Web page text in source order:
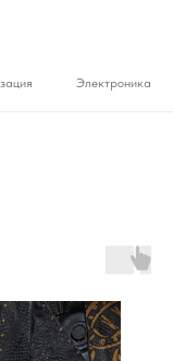
Электроника